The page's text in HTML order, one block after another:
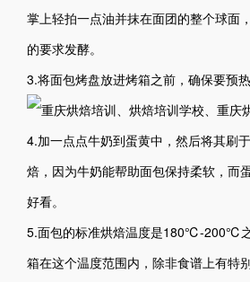
掌上轻拍一点油并抹在面团的整个球面
的要求发酵。
3.将面包烤盘放进烤箱之前，确保要预热
4.加一点点牛奶到蛋黄中，然后将其刷
焙，因为牛奶能帮助面包保持柔软，而
好看。
5.面包的标准烘焙温度是180℃-200℃
箱在这个温度范围内，除非食谱上有特别